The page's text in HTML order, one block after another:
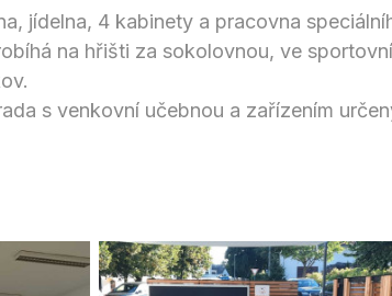
jídelna, 4 kabinety a pracovna
na hřišti za sokolovnou, ve
s venkovní učebnou a zařízením